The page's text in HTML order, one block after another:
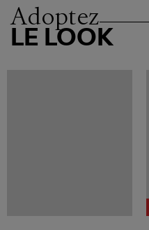
Adoptez
LE LOOK